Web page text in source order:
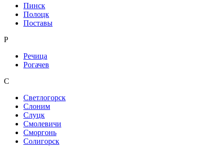
Пинск
Полоцк
Поставы
Р
Речица
Рогачев
С
Светлогорск
Слоним
Слуцк
Смолевичи
Сморгонь
Солигорск